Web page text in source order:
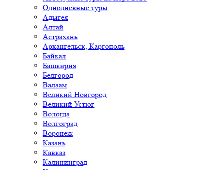
Однодневные туры
Адыгея
Алтай
Астрахань
Архангельск, Каргополь
Байкал
Башкирия
Белгород
Валаам
Великий Новгород
Великий Устюг
Вологда
Волгоград
Воронеж
Казань
Кавказ
Калининград